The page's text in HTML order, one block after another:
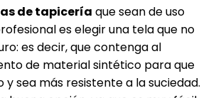
de tapicería que sean de uso
es elegir una tela que no
es decir, que contenga al
de material sintético para que
y sea más resistente a la suciedad.